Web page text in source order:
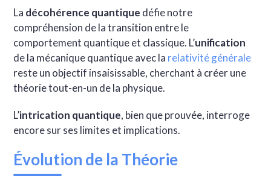
La décohérence quantique défie notre
compréhension de la transition entre le
comportement quantique et classique. L’unification
de la mécanique quantique avec la relativité générale
reste un objectif insaisissable, cherchant à créer une
théorie tout-en-un de la physique.
L’intrication quantique, bien que prouvée, interroge
encore sur ses limites et implications.
Évolution de la Théorie